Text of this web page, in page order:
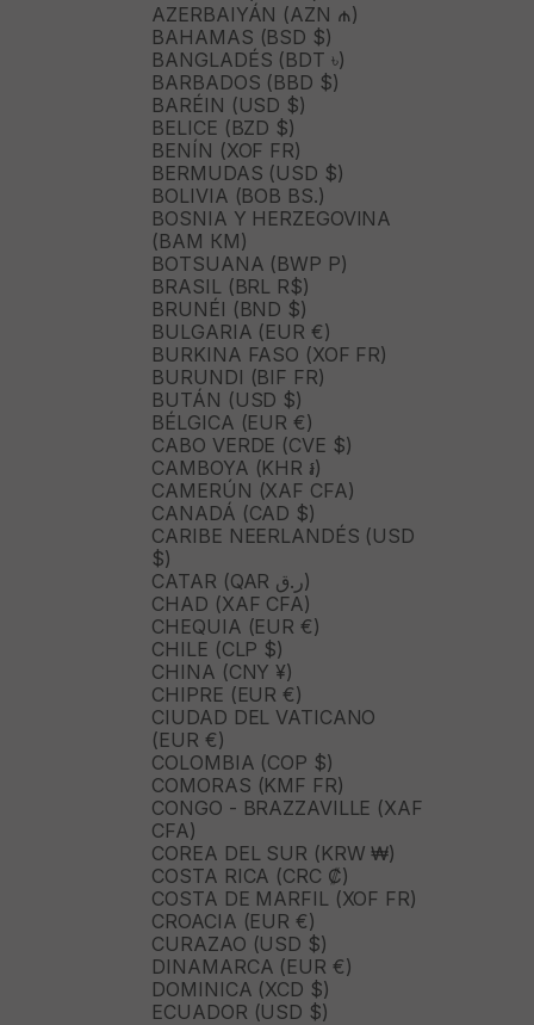
AZERBAIYÁN (AZN ₼)
BAHAMAS (BSD $)
BANGLADÉS (BDT ৳)
BARBADOS (BBD $)
BARÉIN (USD $)
BELICE (BZD $)
BENÍN (XOF FR)
BERMUDAS (USD $)
BOLIVIA (BOB BS.)
BOSNIA Y HERZEGOVINA
(BAM КМ)
BOTSUANA (BWP P)
BRASIL (BRL R$)
BRUNÉI (BND $)
BULGARIA (EUR €)
BURKINA FASO (XOF FR)
BURUNDI (BIF FR)
BUTÁN (USD $)
BÉLGICA (EUR €)
CABO VERDE (CVE $)
CAMBOYA (KHR ៛)
CAMERÚN (XAF CFA)
CANADÁ (CAD $)
CARIBE NEERLANDÉS (USD
$)
CATAR (QAR ر.ق)
CHAD (XAF CFA)
CHEQUIA (EUR €)
CHILE (CLP $)
CHINA (CNY ¥)
CHIPRE (EUR €)
CIUDAD DEL VATICANO
(EUR €)
COLOMBIA (COP $)
COMORAS (KMF FR)
CONGO - BRAZZAVILLE (XAF
CFA)
COREA DEL SUR (KRW ₩)
COSTA RICA (CRC ₡)
COSTA DE MARFIL (XOF FR)
CROACIA (EUR €)
CURAZAO (USD $)
DINAMARCA (EUR €)
DOMINICA (XCD $)
ECUADOR (USD $)